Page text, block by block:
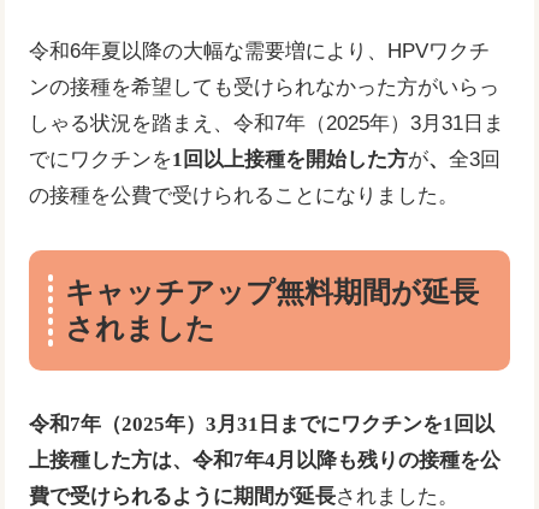
​令和6年夏以降の大幅な需要増により、HPVワクチ
ンの接種を希望しても受けられなかった方がいらっ
しゃる状況を踏まえ、​令和7年（​2025年）3月31日ま
でにワクチンを1回以上接種を開始した方が、全3回
の接種を公費で受けられることになりました。
キャッチアップ無料期間が延長
されました
令和7年 （​2025年）3月31日までにワクチンを1回以
上接種した方は、令和7年4月以降も残りの接種を公
費で受けられるように期間が延長されました。